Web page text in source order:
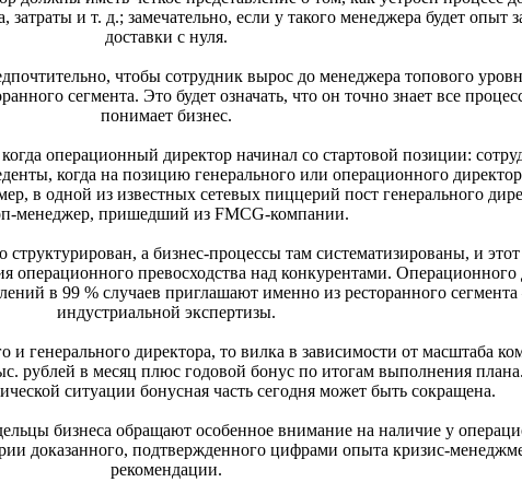
затраты и т. д.; замечательно, если у такого менеджера будет опыт
доставки с нуля.
чтобы сотрудник вырос до менеджера топового
сегмента. Это будет означать, что он точно знает все
понимает бизнес.
операционный директор начинал со стартовой позиции:
когда на позицию генерального или операционного
в одной из известных сетевых пиццерий пост генерального
менеджер, пришедший из FMCG-компании.
а бизнес-процессы там систематизированы, и
операционного превосходства над конкурентами. Операционного
в 99 % случаев приглашают именно из ресторанного сегмента
индустриальной экспертизы.
и генерального директора, то вилка в зависимости от масштаба
рублей в месяц плюс годовой бонус по итогам выполнения
ситуации бонусная часть сегодня может быть сокращена.
бизнеса обращают особенное внимание на наличие у
доказанного, подтвержденного цифрами опыта кризис-
рекомендации.